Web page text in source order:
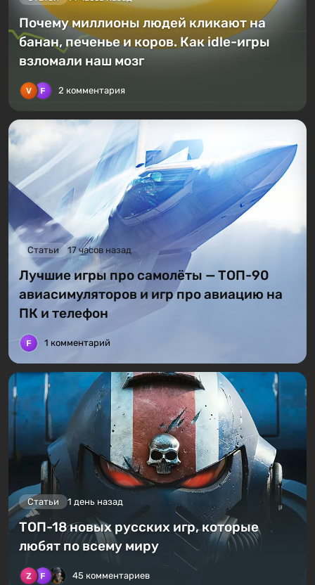
Почему миллионы людей кликают на
банан, печенье и коров. Как idle-игры
взломали наш мозг
2 комментария
Статьи 17 часов назад
Лучшие игры про самолёты — ТОП-90
авиасимуляторов и игр про авиацию на
ПК и телефон
1 комментарий
Статьи 1 день назад
ТОП-18 новых русских игр, которые
любят по всему миру
45 комментариев